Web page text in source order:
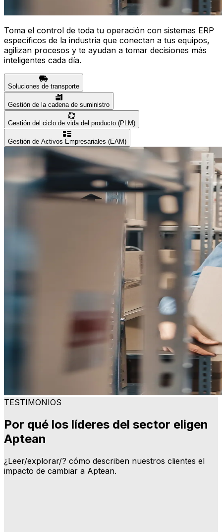
Toma el control de toda tu operación con sistemas ERP
específicos de la industria que conectan a tus equipos,
agilizan procesos y te ayudan a tomar decisiones más
inteligentes cada día.
Soluciones de transporte
Gestión de la cadena de suministro
Gestión del ciclo de vida del producto (PLM)
Gestión de Activos Empresariales (EAM)
TESTIMONIOS
Por qué los líderes del sector eligen
Aptean
¿Leer/explorar/? cómo describen nuestros clientes el
impacto de cambiar a Aptean.